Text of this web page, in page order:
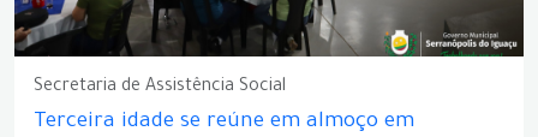
Secretaria de Assistência Social
Terceira idade se reúne em almoço em